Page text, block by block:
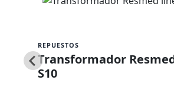
REPUESTOS
Transformador
S10